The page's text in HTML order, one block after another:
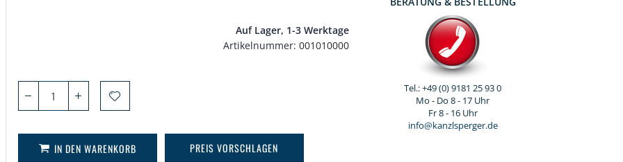
Auf Lager, 1-3 Werktage
Artikelnummer 001010000
IN DEN WARENKORB PREIS VORSCHLAGEN
Tel.: +49 (0) 9181 25 93 0
Mo - Do 8 - 17 Uhr
Fr 8 - 16 Uhr
info@kanzlsperger.de